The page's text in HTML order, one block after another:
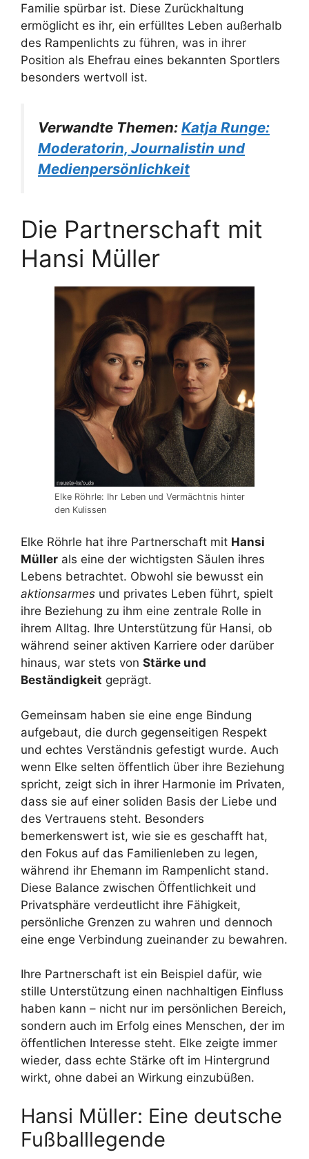
Familie spürbar ist. Diese Zurückhaltung
ermöglicht es ihr, ein erfülltes Leben außerhalb
des Rampenlichts zu führen, was in ihrer
Position als Ehefrau eines bekannten Sportlers
besonders wertvoll ist.
Verwandte Themen: Katja Runge:
Moderatorin, Journalistin und
Medienpersönlichkeit
Die Partnerschaft mit
Hansi Müller
Elke Röhrle: Ihr Leben und Vermächtnis hinter
den Kulissen
Elke Röhrle hat ihre Partnerschaft mit Hansi
Müller als eine der wichtigsten Säulen ihres
Lebens betrachtet. Obwohl sie bewusst ein
aktionsarmes und privates Leben führt, spielt
ihre Beziehung zu ihm eine zentrale Rolle in
ihrem Alltag. Ihre Unterstützung für Hansi, ob
während seiner aktiven Karriere oder darüber
hinaus, war stets von Stärke und
Beständigkeit geprägt.
Gemeinsam haben sie eine enge Bindung
aufgebaut, die durch gegenseitigen Respekt
und echtes Verständnis gefestigt wurde. Auch
wenn Elke selten öffentlich über ihre Beziehung
spricht, zeigt sich in ihrer Harmonie im Privaten,
dass sie auf einer soliden Basis der Liebe und
des Vertrauens steht. Besonders
bemerkenswert ist, wie sie es geschafft hat,
den Fokus auf das Familienleben zu legen,
während ihr Ehemann im Rampenlicht stand.
Diese Balance zwischen Öffentlichkeit und
Privatsphäre verdeutlicht ihre Fähigkeit,
persönliche Grenzen zu wahren und dennoch
eine enge Verbindung zueinander zu bewahren.
Ihre Partnerschaft ist ein Beispiel dafür, wie
stille Unterstützung einen nachhaltigen Einfluss
haben kann – nicht nur im persönlichen Bereich,
sondern auch im Erfolg eines Menschen, der im
öffentlichen Interesse steht. Elke zeigte immer
wieder, dass echte Stärke oft im Hintergrund
wirkt, ohne dabei an Wirkung einzubüßen.
Hansi Müller: Eine deutsche
Fußballlegende